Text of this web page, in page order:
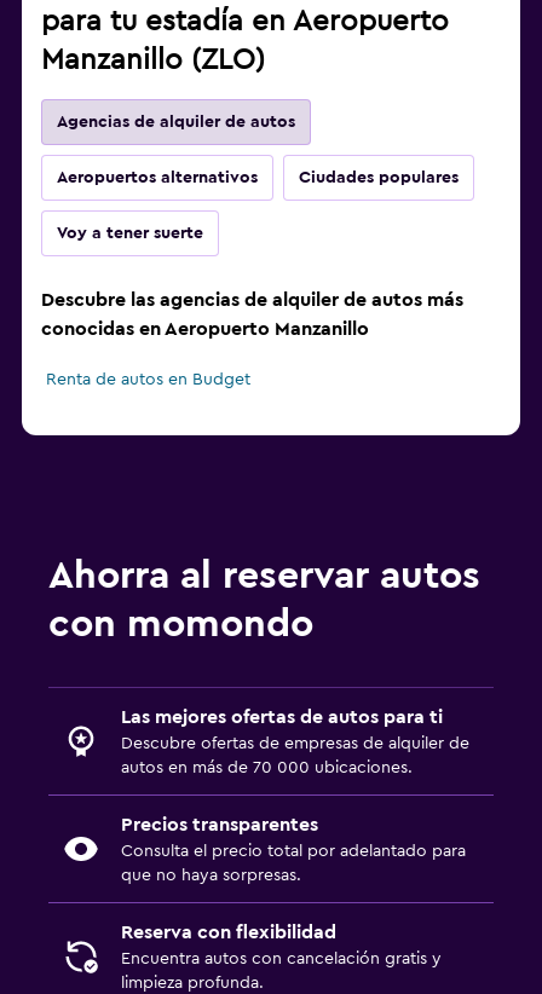
para tu estadía en Aeropuerto
Manzanillo (ZLO)
Agencias de alquiler de autos
Aeropuertos alternativos Ciudades populares
Voy a tener suerte
Descubre las agencias de alquiler de autos más
conocidas en Aeropuerto Manzanillo
Renta de autos en Budget
Ahorra al reservar autos
con momondo
Las mejores ofertas de autos para ti
Descubre ofertas de empresas de alquiler de
autos en más de 70 000 ubicaciones.
Precios transparentes
Consulta el precio total por adelantado para
que no haya sorpresas.
Reserva con flexibilidad
Encuentra autos con cancelación gratis y
limpieza profunda.